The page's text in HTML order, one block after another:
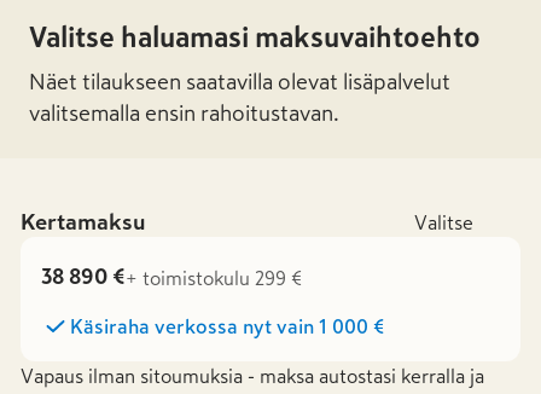
Valitse haluamasi maksuvaihtoehto
Näet tilaukseen saatavilla olevat lisäpalvelut
valitsemalla ensin rahoitustavan.
Kertamaksu Valitse
38 890 €+ toimistokulu 299 €
Käsiraha verkossa nyt vain 1 000 €
Vapaus ilman sitoumuksia - maksa autostasi kerralla ja